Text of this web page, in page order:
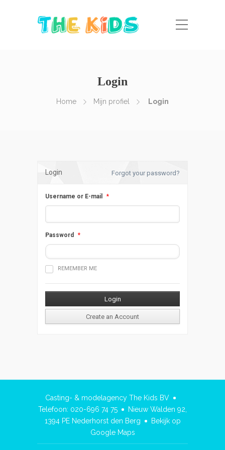
Login
Home Mijn profiel Login
Login Forgot your password?
Username or E-mail *
Password *
REMEMBER ME
Casting- & modelagency The Kids BV
Telefoon: 020-696 74 75
Nieuw Walden 92,
1394 PE Nederhorst den Berg
Bekijk op
Google Maps